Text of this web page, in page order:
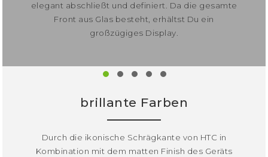
elegant abschließt und definiert. Da die gesamte
Front aus Glas besteht, erhältst Du ein
großzügiges Display.
brillante Farben
Durch die ikonische Schrägkante von HTC in
Kombination mit dem matten Finish des Geräts